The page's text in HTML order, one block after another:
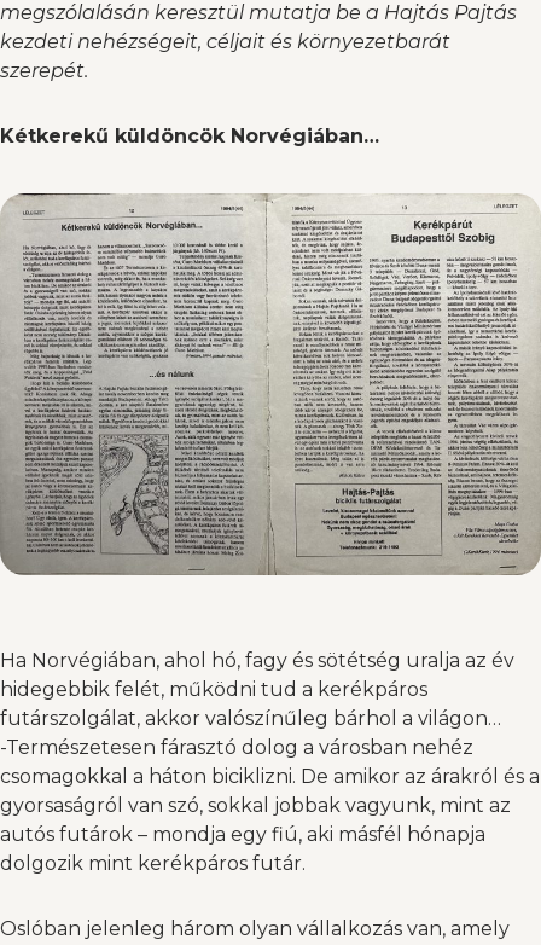
megszólalásán keresztül mutatja be a Hajtás Pajtás
kezdeti nehézségeit, céljait és környezetbarát
szerepét.
Kétkerekű küldöncök Norvégiában…
Ha Norvégiában, ahol hó, fagy és sötétség uralja az év
hidegebbik felét, működni tud a kerékpáros
futárszolgálat, akkor valószínűleg bárhol a világon…
-Természetesen fárasztó dolog a városban nehéz
csomagokkal a háton biciklizni. De amikor az árakról és a
gyorsaságról van szó, sokkal jobbak vagyunk, mint az
autós futárok – mondja egy fiú, aki másfél hónapja
dolgozik mint kerékpáros futár.
Oslóban jelenleg három olyan vállalkozás van, amely